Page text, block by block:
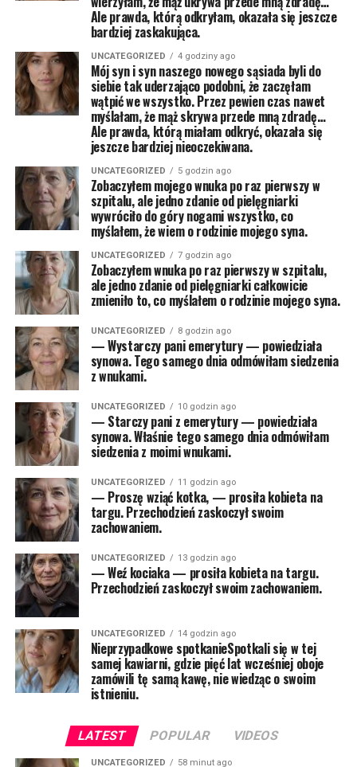
Ale prawda, którą odkryłam, okazała się jeszcze
bardziej zaskakująca.
UNCATEGORIZED 4 godziny ago
Mój syn i syn naszego nowego sąsiada byli do
siebie tak uderzająco podobni, że zaczęłam
wątpić we wszystko. Przez pewien czas nawet
myślałam, że mąż skrywa przede mną zdradę…
Ale prawda, którą miałam odkryć, okazała się
jeszcze bardziej nieoczekiwana.
UNCATEGORIZED 5 godzin ago
Zobaczyłem mojego wnuka po raz pierwszy w
szpitalu, ale jedno zdanie od pielęgniarki
wywróciło do góry nogami wszystko, co
myślałem, że wiem o rodzinie mojego syna.
UNCATEGORIZED 7 godzin ago
Zobaczyłem wnuka po raz pierwszy w szpitalu,
ale jedno zdanie od pielęgniarki całkowicie
zmieniło to, co myślałem o rodzinie mojego syna.
UNCATEGORIZED 8 godzin ago
— Wystarczy pani emerytury — powiedziała
synowa. Tego samego dnia odmówiłam siedzenia
z wnukami.
UNCATEGORIZED 10 godzin ago
— Starczy pani z emerytury — powiedziała
synowa. Właśnie tego samego dnia odmówiłam
siedzenia z moimi wnukami.
UNCATEGORIZED 11 godzin ago
— Proszę wziąć kotka, — prosiła kobieta na
targu. Przechodzień zaskoczył swoim
zachowaniem.
UNCATEGORIZED 13 godzin ago
— Weź kociaka — prosiła kobieta na targu.
Przechodzień zaskoczył swoim zachowaniem.
UNCATEGORIZED 14 godzin ago
Nieprzypadkowe spotkanieSpotkali się w tej
samej kawiarni, gdzie pięć lat wcześniej oboje
zamówili tę samą kawę, nie wiedząc o swoim
istnieniu.
LATEST POPULAR VIDEOS
UNCATEGORIZED 58 minut ago